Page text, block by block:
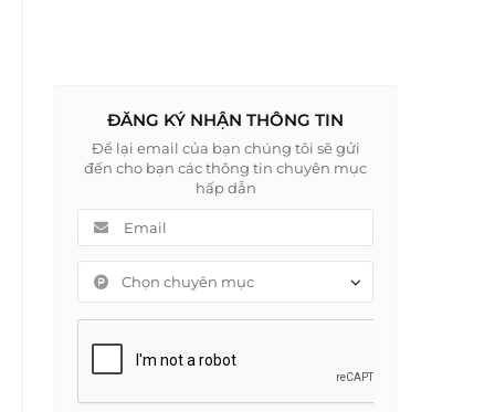
ĐĂNG KÝ NHẬN THÔNG TIN
Để lại email của bạn chúng tôi sẽ gửi
đến cho bạn các thông tin chuyên mục
hấp dẫn
Chọn chuyên mục